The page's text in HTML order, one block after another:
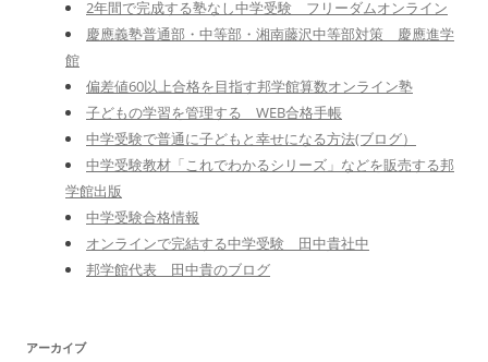
2年間で完成する塾なし中学受験 フリーダムオンライン
慶應義塾普通部・中等部・湘南藤沢中等部対策 慶應進学
館
偏差値60以上合格を目指す邦学館算数オンライン塾
子どもの学習を管理する WEB合格手帳
中学受験で普通に子どもと幸せになる方法(ブログ）
中学受験教材「これでわかるシリーズ」などを販売する邦
学館出版
中学受験合格情報
オンラインで完結する中学受験 田中貴社中
邦学館代表 田中貴のブログ
アーカイブ